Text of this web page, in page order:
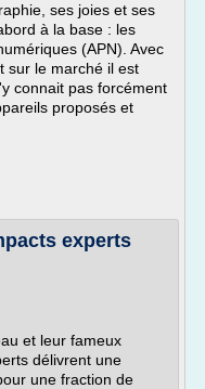
ses joies et ses
à la base : les
(APN). Avec
sur le marché il est
connait pas forcément
proposés et
experts
et leur fameux
délivrent une
une fraction de